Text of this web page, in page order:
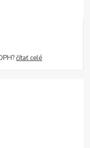
čítať celé